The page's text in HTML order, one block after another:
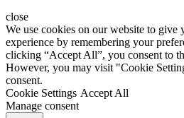
close
We use cookies on our website to give
experience by remembering your
clicking “Accept All”, you consent to
However, you may visit "Cookie
consent.
Cookie Settings Accept All
Manage consent